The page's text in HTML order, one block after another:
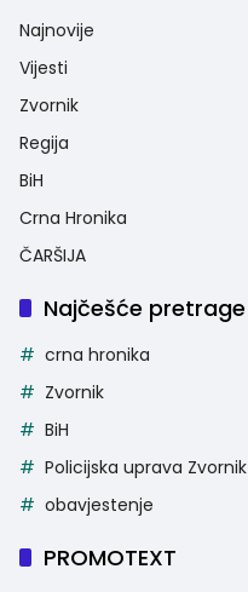
Najnovije
Vijesti
Zvornik
Regija
BiH
Crna Hronika
ČARŠIJA
Najčešće pretrage
crna hronika
Zvornik
BiH
Policijska uprava Zvornik
obavjestenje
PROMOTEXT